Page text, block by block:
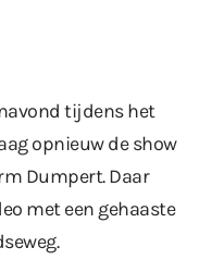
tijdens het
opnieuw de show
Dumpert. Daar
met een gehaaste